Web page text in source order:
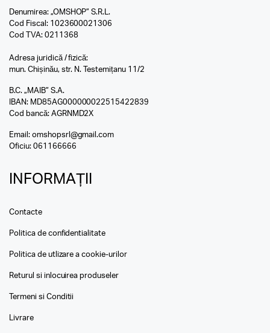
Denumirea: „OMSHOP” S.R.L.
Cod Fiscal: 1023600021306
Cod TVA: 0211368
Adresa juridică / fizică:
mun. Chișinău, str. N. Testemițanu 11/2
B.C. „MAIB” S.A.
IBAN: MD85AG000000022515422839
Cod bancă: AGRNMD2X
Email: omshopsrl@gmail.com
Oficiu: 061166666
INFORMAȚII
Contacte
Politica de confidentialitate
Politica de utlizare a cookie-urilor
Returul si inlocuirea produseler
Termeni si Conditii
Livrare